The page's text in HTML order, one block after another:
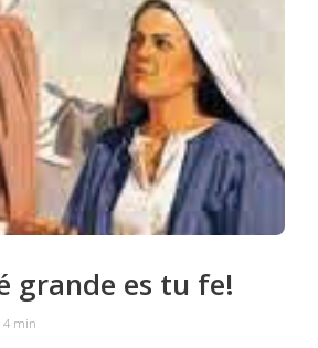
grande es tu fe!
4 min